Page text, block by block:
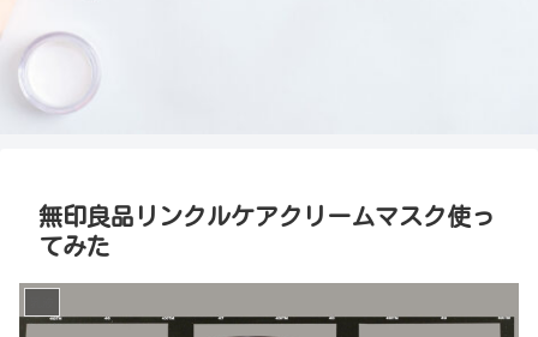
無印良品リンクルケアクリームマスク使っ
てみた